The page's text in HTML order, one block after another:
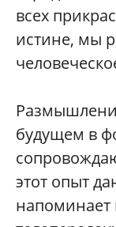
всех
истине, мы
будущем в
этот опыт